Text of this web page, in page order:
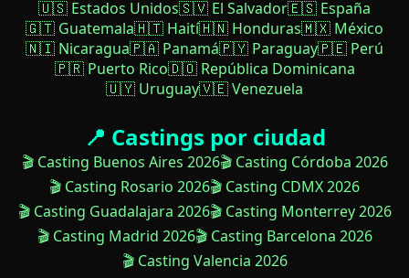
🇺🇸 Estados Unidos🇸🇻 El Salvador🇪🇸 España
🇬🇹 Guatemala🇭🇹 Haití🇭🇳 Honduras🇲🇽 México
🇳🇮 Nicaragua🇵🇦 Panamá🇵🇾 Paraguay🇵🇪 Perú
🇵🇷 Puerto Rico🇩🇴 República Dominicana
🇺🇾 Uruguay🇻🇪 Venezuela
📍 Castings por ciudad
🎬 Casting Buenos Aires 2026🎬 Casting Córdoba 2026
🎬 Casting Rosario 2026🎬 Casting CDMX 2026
🎬 Casting Guadalajara 2026🎬 Casting Monterrey 2026
🎬 Casting Madrid 2026🎬 Casting Barcelona 2026
🎬 Casting Valencia 2026